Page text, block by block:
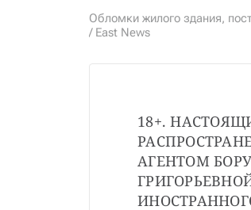
Обломки жилого здания,
/ East News
18+.
АГЕНТОМ